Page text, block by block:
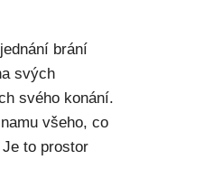
brání
svých
svého konání.
všeho, co
to prostor